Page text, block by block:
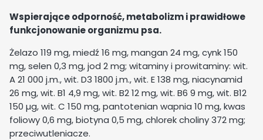
Wspierające odporność, metabolizm i prawidłowe
funkcjonowanie organizmu psa.
Żelazo 119 mg, miedź 16 mg, mangan 24 mg, cynk 150
mg, selen 0,3 mg, jod 2 mg; witaminy i prowitaminy: wit.
A 21 000 j.m., wit. D3 1800 j.m., wit. E 138 mg, niacynamid
26 mg, wit. B1 4,9 mg, wit. B2 12 mg, wit. B6 9 mg, wit. B12
150 µg, wit. C 150 mg, pantotenian wapnia 10 mg, kwas
foliowy 0,6 mg, biotyna 0,5 mg, chlorek choliny 372 mg;
przeciwutleniacze.